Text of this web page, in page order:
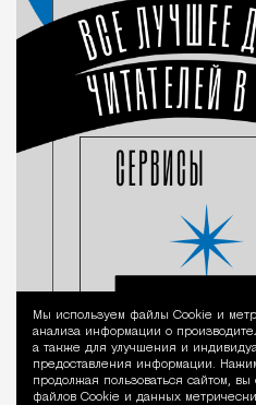
Мы используем файлы Сookie и
анализа информации о
а также для улучшения и
предоставления информации.
продолжая пользоваться сайтом, вы
файлов Cookie и данных